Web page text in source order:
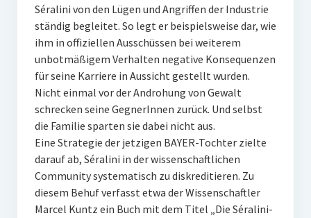
Séralini von den Lügen und Angriffen der Industrie
ständig begleitet. So legt er beispielsweise dar, wie
ihm in offiziellen Ausschüssen bei weiterem
unbotmäßigem Verhalten negative Konsequenzen
für seine Karriere in Aussicht gestellt wurden.
Nicht einmal vor der Androhung von Gewalt
schrecken seine GegnerInnen zurück. Und selbst
die Familie sparten sie dabei nicht aus.
Eine Strategie der jetzigen BAYER-Tochter zielte
darauf ab, Séralini in der wissenschaftlichen
Community systematisch zu diskreditieren. Zu
diesem Behuf verfasst etwa der Wissenschaftler
Marcel Kuntz ein Buch mit dem Titel „Die Séralini-